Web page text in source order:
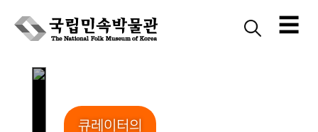
☰
Skip
큐레이터의